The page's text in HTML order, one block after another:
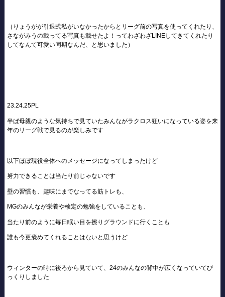
（りょうがが引退式私がいなかったからとリーグ前の写真を使ってくれたり、
さながみうの載ってる写真も載せたよ！ってわざわざLINEしてきてくれたり
してなんて可愛い同期なんだ、と思いました）
23.24.25PL
半ば母親のような気持ちで見ていたみんながラクロス狂いになっている姿を来
年のリーグ戦で見るのが楽しみです
以下ほぼ現役全体へのメッセージになってしまったけど
努力できることは当たり前じゃないです
壁の習慣も、趣味にまでなってる筋トレも、
MGのみんなが栄養や検定の勉強をしていることも、
当たり前のように毎日眠い目を擦りグラウンドに行くことも
誰も今更褒めてくれることはないと思うけど
ウィンターの時に後ろから見ていて、24のみんなの背中が広くなっていてび
っくりしました